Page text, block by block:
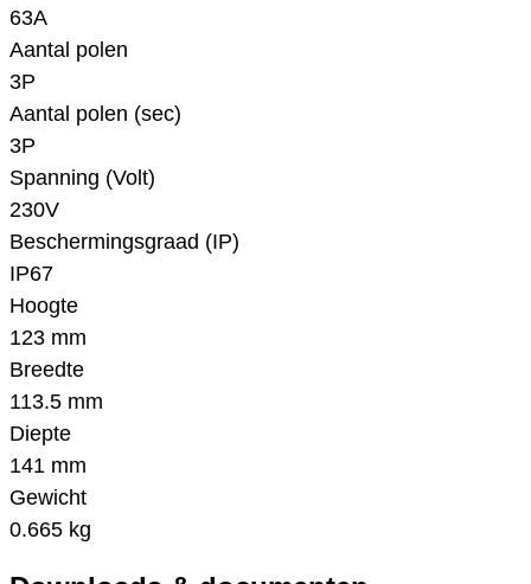
63A
Aantal polen
3P
Aantal polen (sec)
3P
Spanning (Volt)
230V
Beschermingsgraad (IP)
IP67
Hoogte
123 mm
Breedte
113.5 mm
Diepte
141 mm
Gewicht
0.665 kg